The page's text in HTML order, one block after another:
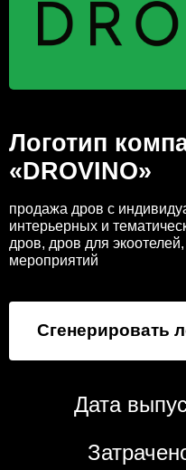
Логотип
«DROVINO»
продажа дров с
интерьерных и
дров, дров для
мероприятий
Сгенерировать
Дата